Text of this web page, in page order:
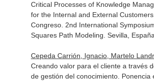
Critical Processes of Knowledge
for the Internal and External
Congreso. 2nd International
Squares Path Modeling. Sevilla,
Cepeda Carrión, Ignacio, Martelo
Creando valor para el cliente a través
de gestión del conocimiento. Ponencia